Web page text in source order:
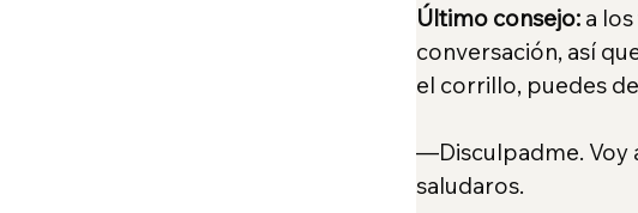
Último consejo: a
conversación, así
el corrillo, puedes
—Disculpadme. Voy
saludaros.